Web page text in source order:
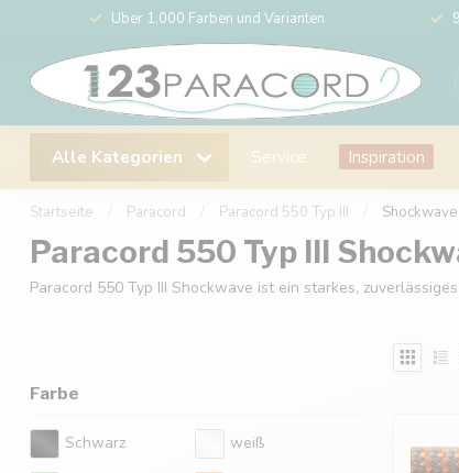
Über 1.000 Farben und Varianten
Alle Kategorien Service Inspiration
Startseite Paracord Paracord 550 Typ III Shockwave
Paracord 550 Typ III
Paracord 550 Typ III Shockwave ist ein starkes,
Farbe
Schwarz weiß